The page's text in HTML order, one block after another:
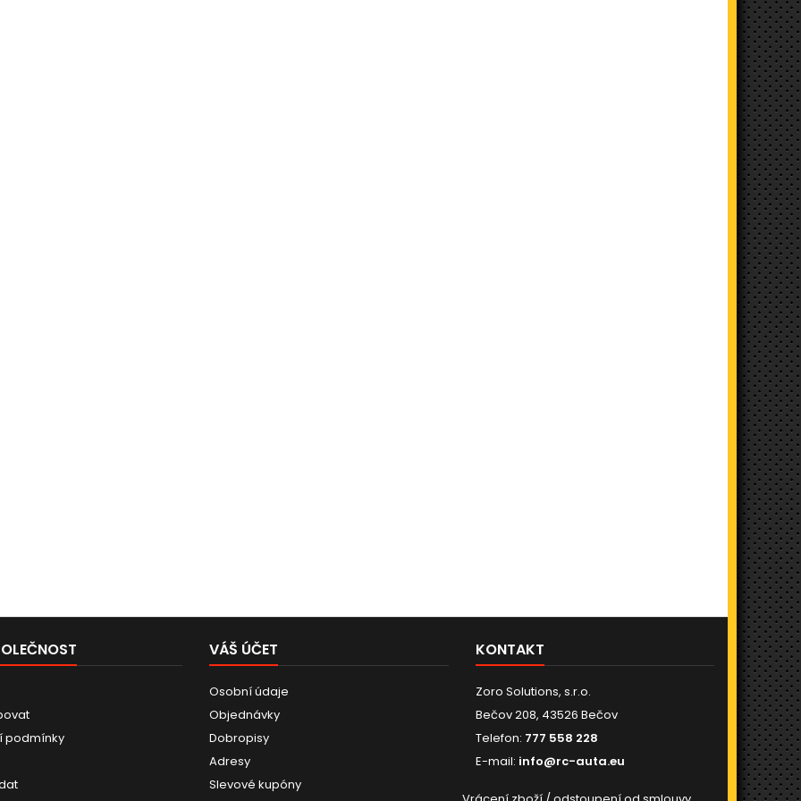
podmínky
VÁŠ ÚČET
Osobní údaje
Objednávky
Dobropisy
Adresy
Slevové kupóny
KONTAKT
Zoro Solutions, s.r.o.
Bečov 208, 43526 Bečov
Telefon: 777 558 228
E-mail: info@rc-auta.eu